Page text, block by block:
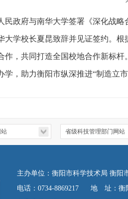
民政府与南华大学签署《深化战略
大学校长夏昆致辞并见证签约。
作，共同打造全国校地合作新标
学，助力衡阳市纵深推进“制造立
主办单位：衡阳市科学技术局 衡
电话：0734-8869217 地 址：衡